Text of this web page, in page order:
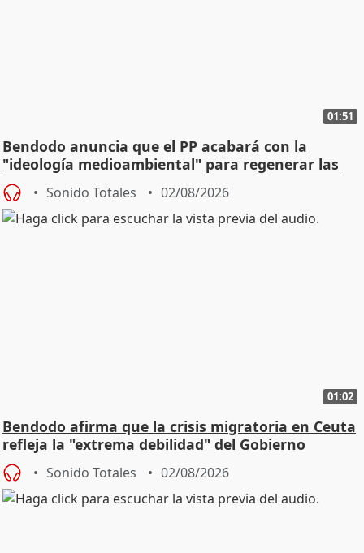
01:51
Bendodo anuncia que el PP acabará con la
"ideología medioambiental" para regenerar las
playas
Sonido Totales 02/08/2026
01:02
Bendodo afirma que la crisis migratoria en Ceuta
refleja la "extrema debilidad" del Gobierno
Sonido Totales 02/08/2026